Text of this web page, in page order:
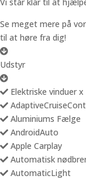
Se meget mere på
til at høre fra dig!
Udstyr
Elektriske vinduer x
Aluminiums Fælge
AndroidAuto
Apple Carplay
Automatisk
AutomaticLight